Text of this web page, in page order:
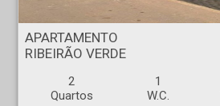
APARTAMENTO - RIBEIRÃO VERDE - Ribeirão Preto
APARTAMENTO
RIBEIRÃO VERDE
2
Quartos
1
W.C.